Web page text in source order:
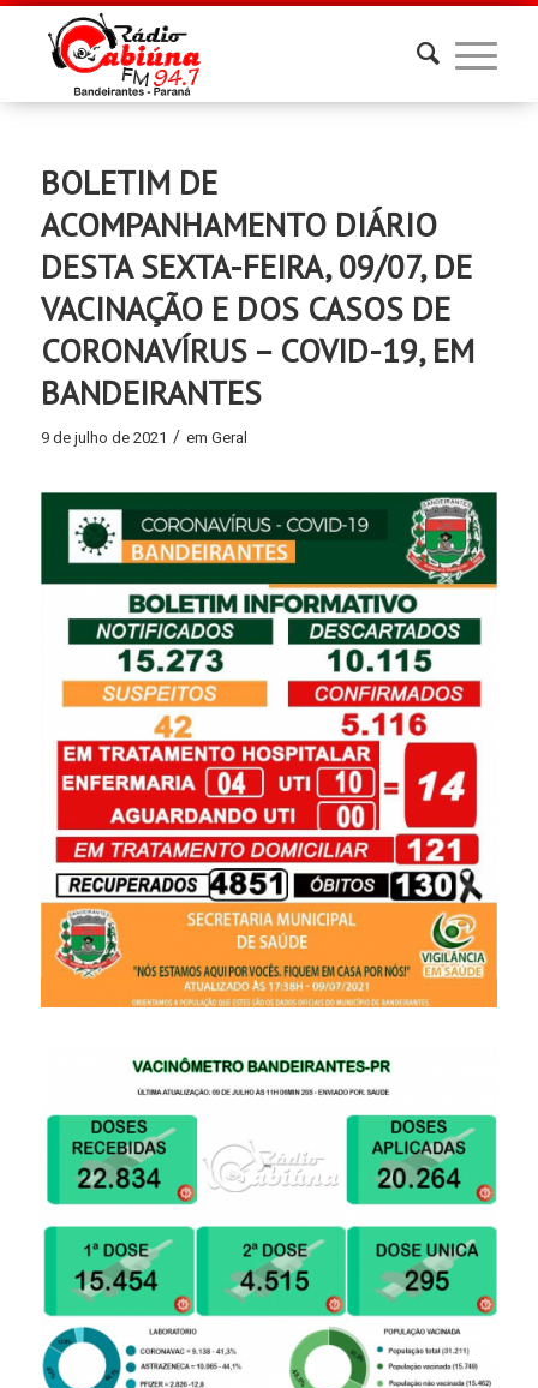
BOLETIM DE
ACOMPANHAMENTO DIÁRIO
DESTA SEXTA-FEIRA, 09/07, DE
VACINAÇÃO E DOS CASOS DE
CORONAVÍRUS – COVID-19, EM
BANDEIRANTES
9 de julho de 2021 / em Geral